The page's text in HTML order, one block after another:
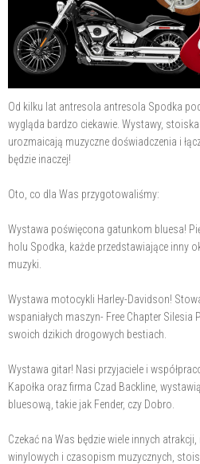
Od kilku lat antresola antresola Spodka
wygląda bardzo ciekawie. Wystawy,
urozmaicają muzyczne doświadczenia i
będzie inaczej!
Oto, co dla Was przygotowaliśmy:
Wystawa poświęcona gatunkom bluesa!
holu Spodka, każde przedstawiające inny
muzyki.
Wystawa motocykli Harley-Davidson!
wspaniałych maszyn- Free Chapter
swoich dzikich drogowych bestiach.
Wystawa gitar! Nasi przyjaciele i
Kapołka oraz firma Czad Backline,
bluesową, takie jak Fender, czy Dobro.
Czekać na Was będzie wiele innych
winylowych i czasopism muzycznych,